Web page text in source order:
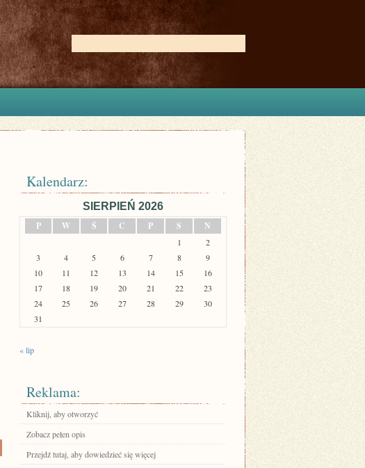
Kalendarz:
SIERPIEŃ 2026
P
W Ś C P S N
1
2
3
4 5 6 7 8
9
10
11 12 13 14 15
16
17
18 19 20 21 22
23
24
25 26 27 28 29
30
31
« lip
Reklama:
Kliknij, aby otworzyć
Zobacz pełen opis
Przejdź tutaj, aby dowiedzieć się więcej